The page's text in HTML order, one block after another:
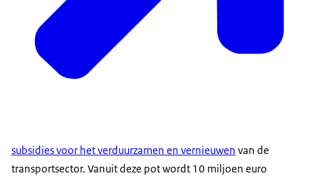
subsidies voor het verduurzamen en vernieuwen van de
transportsector. Vanuit deze pot wordt 10 miljoen euro